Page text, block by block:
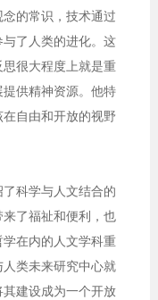
的常识，技术通过
了人类的进化。这
很大程度上就是重
供精神资源。他特
自由和开放的视野
科学与人文结合的
了福祉和便利，也
在内的人文学科重
类未来研究中心就
建设成为一个开放